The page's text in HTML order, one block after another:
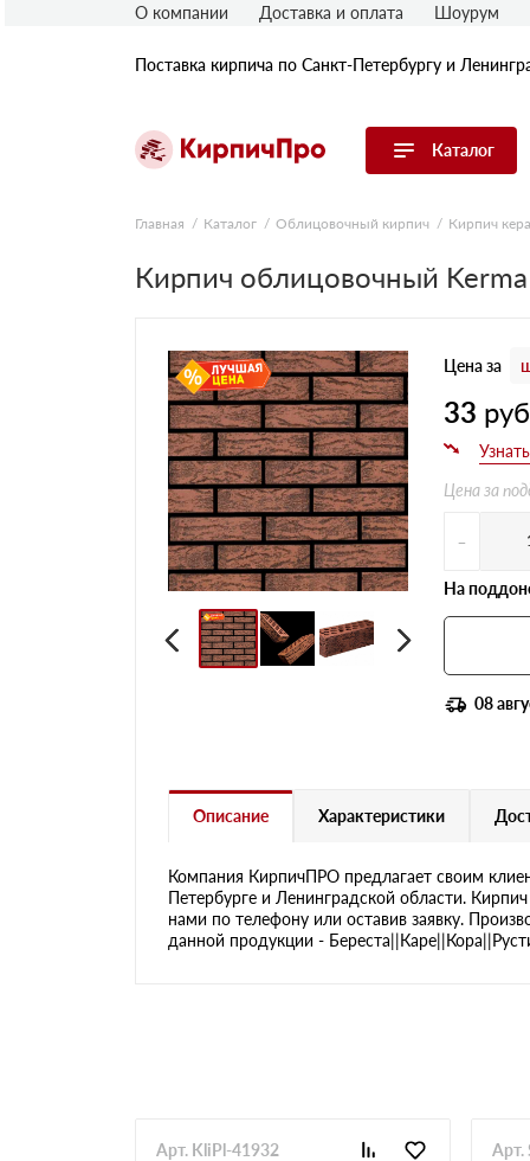
Поставка кирпича по Санкт-Петербургу и
Каталог
Перейти в каталог
Строительный (рядовой) кирпич
блок
Фасадная плитка, камень, декор
Печной кирпич
Брусчатка и мощение
Кладочные смеси
О компании Доставка и оплата Шоурум
Главная Каталог Облицовочный кирпич Кирпич
Кирпич облицовочный
Цена за
33 руб
Цена за
-
На
08
Описание Характеристики
Компания КирпичПРО предлагает своим
Петербурге и Ленинградской области.
нами по телефону или оставив заявку.
данной продукции -
Арт. KliPl-41932 Арт.